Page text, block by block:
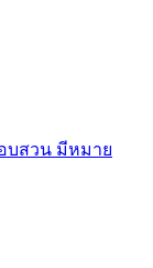
บสวน มีหมาย